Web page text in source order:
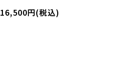
16,500円(税込)